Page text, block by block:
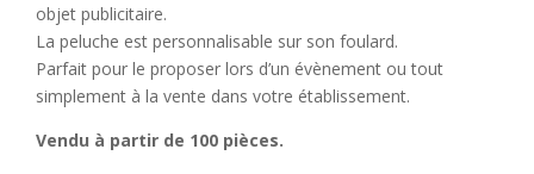
objet publicitaire.
La peluche est personnalisable sur son foulard.
Parfait pour le proposer lors d’un évènement ou tout
simplement à la vente dans votre établissement.
Vendu à partir de 100 pièces.